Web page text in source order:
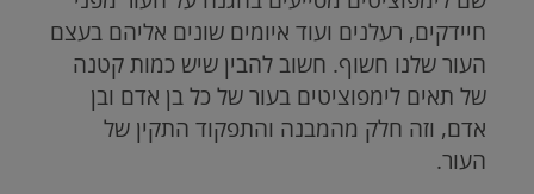
חיידקים, רעלנים ועוד איומים שונים אליהם בעצם
העור שלנו חשוף. חשוב להבין שיש כמות קטנה
של תאים לימפוציטים בעור של כל בן אדם ובן
אדם, וזה חלק מהמבנה והתפקוד התקין של
העור.